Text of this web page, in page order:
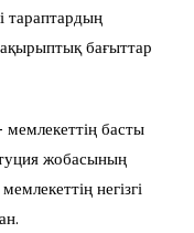
тараптардың
бағыттар
басты
жобасының
негізгі